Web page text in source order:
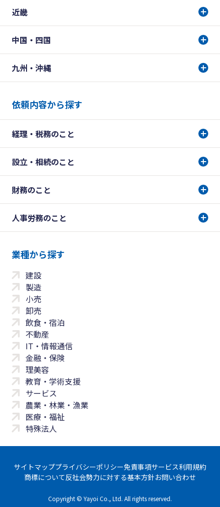
近畿
中国・四国
九州・沖縄
依頼内容から探す
経理・税務のこと
設立・相続のこと
財務のこと
人事労務のこと
業種から探す
建設
製造
小売
卸売
飲食・宿泊
不動産
IT・情報通信
金融・保険
理美容
教育・学術支援
サービス
農業・林業・漁業
医療・福祉
特殊法人
サイトマッププライバシーポリシー免責事項サービス利用規約
商標について反社会勢力に対する基本方針お問い合わせ
Copyright © Yayoi Co., Ltd. All rights reserved.